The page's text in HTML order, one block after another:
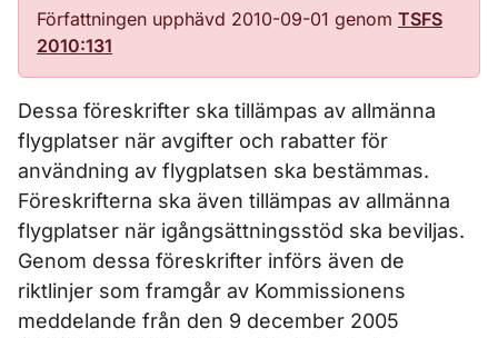
Författningen upphävd 2010-09-01 genom TSFS
2010:131
Dessa föreskrifter ska tillämpas av allmänna
flygplatser när avgifter och rabatter för
användning av flygplatsen ska bestämmas.
Föreskrifterna ska även tillämpas av allmänna
flygplatser när igångsättningsstöd ska beviljas.
Genom dessa föreskrifter införs även de
riktlinjer som framgår av Kommissionens
meddelande från den 9 december 2005